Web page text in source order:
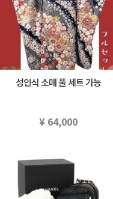
성인식 소매 풀 세트 가능
¥ 64,000